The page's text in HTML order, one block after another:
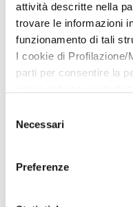
attività descritte nella
trovare le informazioni
funzionamento di tali
I cookie di Profilazione/
parti per consentire la
qualsiasi momento.
delNecessari
Preferenze
P. IVA
PASSWORD (minimo 8
Oppure prosegui
Puoi proseguire